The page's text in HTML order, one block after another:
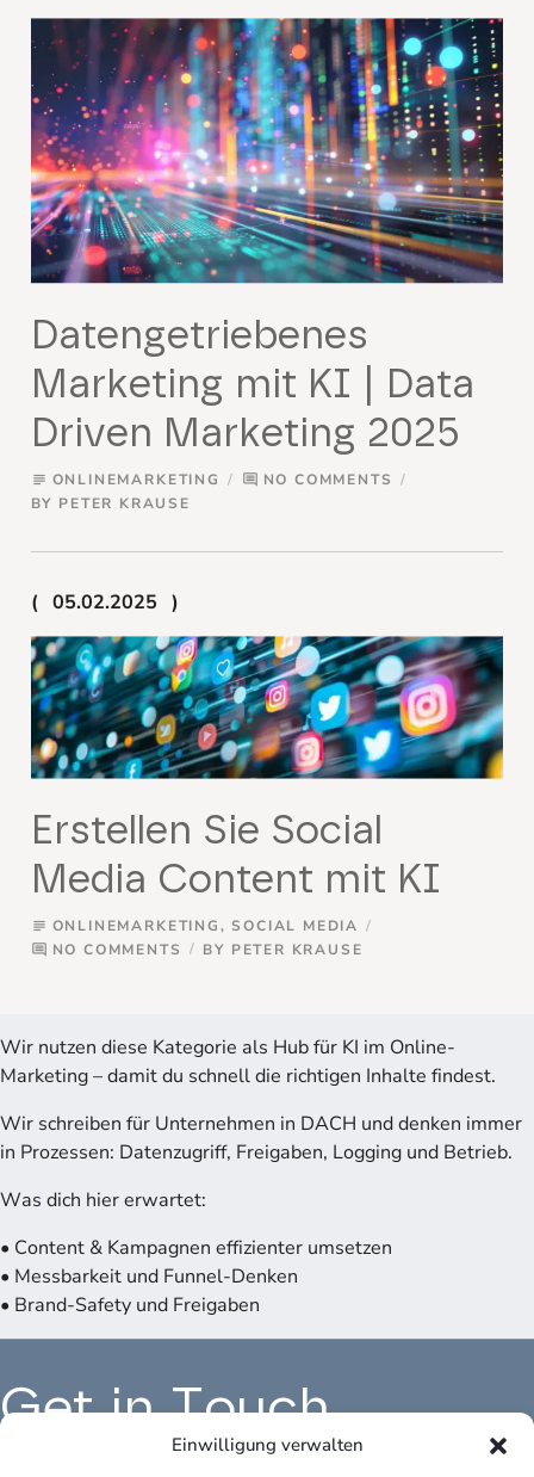
Einwilligung verwalten
Datengetriebenes
Marketing mit KI | Data
Driven Marketing 2025
subject ONLINEMARKETING comment NO COMMENTS
BY PETER KRAUSE
05.02.2025
Erstellen Sie Social
Media Content mit KI
subject ONLINEMARKETING, SOCIAL MEDIA
comment NO COMMENTS BY PETER KRAUSE
Wir nutzen diese Kategorie als Hub für KI im Online-
Marketing – damit du schnell die richtigen Inhalte findest.
Wir schreiben für Unternehmen in DACH und denken immer
in Prozessen: Datenzugriff, Freigaben, Logging und Betrieb.
Was dich hier erwartet:
• Content & Kampagnen effizienter umsetzen
• Messbarkeit und Funnel-Denken
• Brand-Safety und Freigaben
Get in Touch